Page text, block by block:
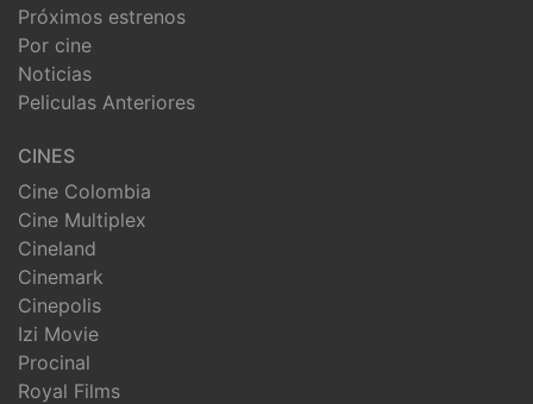
Próximos estrenos
Por cine
Noticias
Peliculas Anteriores
CINES
Cine Colombia
Cine Multiplex
Cineland
Cinemark
Cinepolis
Izi Movie
Procinal
Royal Films